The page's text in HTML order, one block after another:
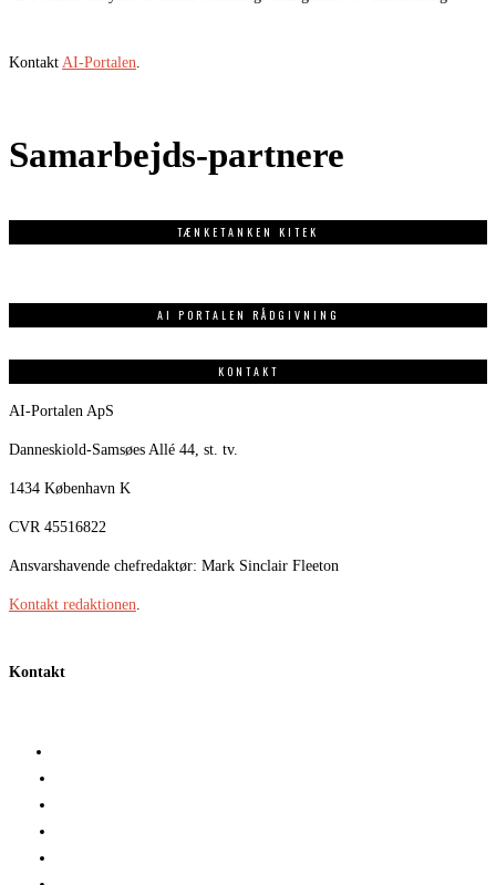
Kontakt AI-Portalen.
Samarbejds-partnere
TÆNKETANKEN KITEK
AI PORTALEN RÅDGIVNING
KONTAKT
AI-Portalen ApS
Danneskiold-Samsøes Allé 44, st. tv.
1434 København K
CVR 45516822
Ansvarshavende chefredaktør: Mark Sinclair Fleeton
Kontakt redaktionen.
Kontakt